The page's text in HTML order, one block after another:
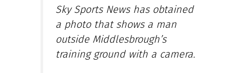
Sky Sports News has obtained
a photo that shows a man
outside Middlesbrough’s
training ground with a camera.